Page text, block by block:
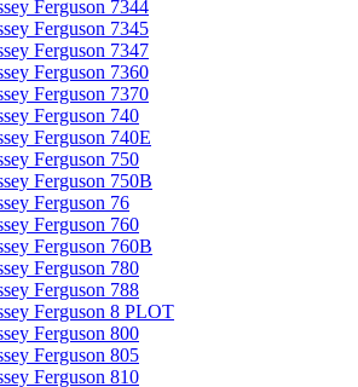
Ferguson 7344
Ferguson 7345
Ferguson 7347
Ferguson 7360
Ferguson 7370
Ferguson 740
Ferguson 740E
Ferguson 750
Ferguson 750B
Ferguson 76
Ferguson 760
Ferguson 760B
Ferguson 780
Ferguson 788
Ferguson 8 PLOT
Ferguson 800
Ferguson 805
Ferguson 810